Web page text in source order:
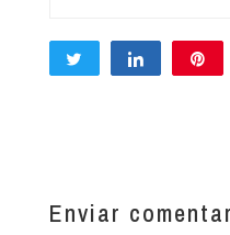
Twittear Compartir
Enviar